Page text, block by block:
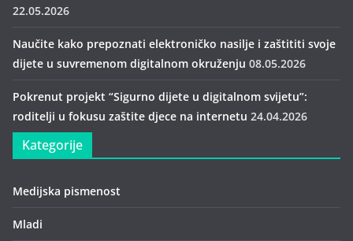
22.05.2026
Naučite kako prepoznati elektroničko nasilje i zaštititi svoje
dijete u suvremenom digitalnom okruženju 08.05.2026
Pokrenut projekt “Sigurno dijete u digitalnom svijetu”:
roditelji u fokusu zaštite djece na internetu 24.04.2026
Kategorije
Medijska pismenost
Mladi